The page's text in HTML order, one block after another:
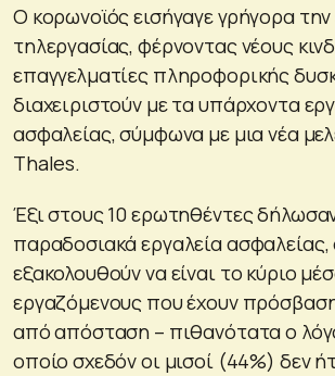
Ο κορωνοϊός εισήγαγε γρήγορα
τηλεργασίας, φέρνοντας νέους
επαγγελματίες πληροφορικής
διαχειριστούν με τα υπάρχοντα
ασφαλείας, σύμφωνα με μια νέα
Thales.
Έξι στους 10 ερωτηθέντες
παραδοσιακά εργαλεία
εξακολουθούν να είναι το κύριο
εργαζόμενους που έχουν
από απόσταση – πιθανότατα ο
οποίο σχεδόν οι μισοί (44%) δεν